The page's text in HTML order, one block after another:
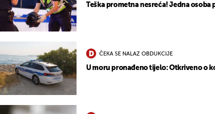
Teška prometna nesreća! Jedna osoba
ČEKA SE NALAZ OBDUKCIJE
U moru pronađeno tijelo: Otkriveno o